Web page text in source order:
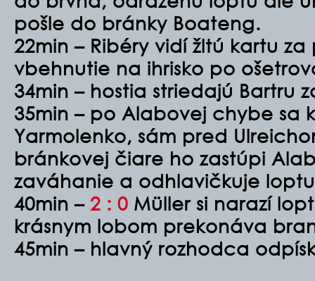
pošle do bránky Boateng.
22min – Ribéry vidí žltú kartu
vbehnutie na ihrisko po
34min – hostia striedajú Bartru
35min – po Alabovej chybe sa
Yarmolenko, sám pred
bránkovej čiare ho zastúpi
zaváhanie a odhlavičkuje
40min – 2 : 0 Müller si narazí
krásnym lobom prekonáva
45min – hlavný rozhodca